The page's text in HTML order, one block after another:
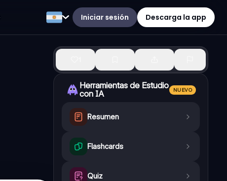
Iniciar sesión Descarga la app
Herramientas de Estudio
con IA
NUEVO
Resumen
Flashcards
Quiz